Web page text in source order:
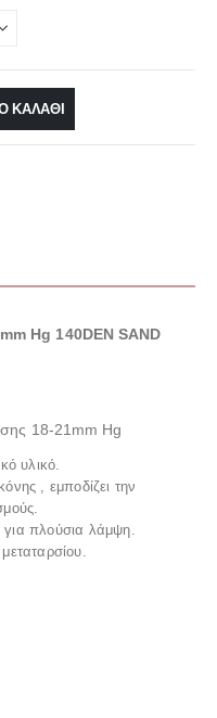
ΚΑΛΆΘΙ
Hg 140DEN SAND
18-21mm Hg
υλικό.
, εμποδίζει την
πλούσια λάμψη.